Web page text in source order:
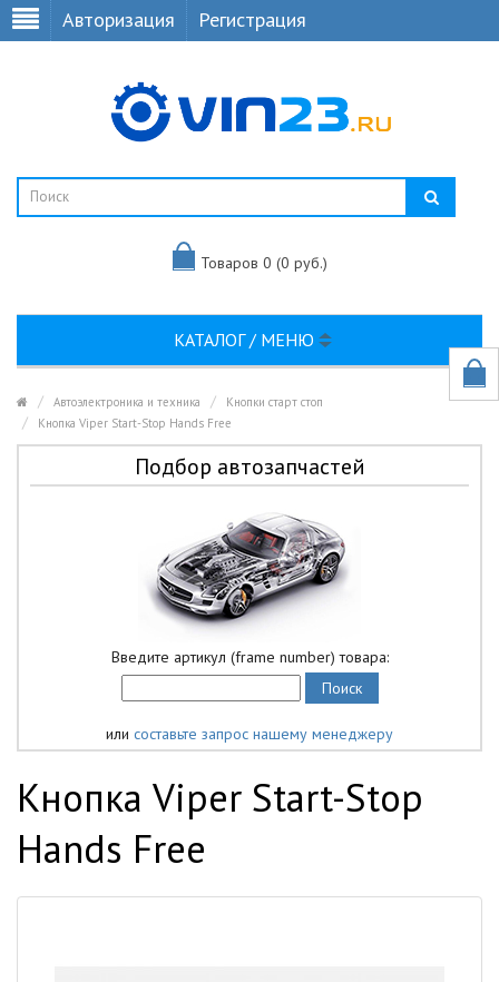
Авторизация Регистрация
Товаров 0 (0 руб.)
КАТАЛОГ / МЕНЮ
Автоэлектроника и техника
Кнопки старт стоп
Кнопка Viper Start-Stop Hands Free
Подбор автозапчастей
Введите артикул (frame number) товара:
или составьте запрос нашему менеджеру
Кнопка Viper Start-Stop
Hands Free